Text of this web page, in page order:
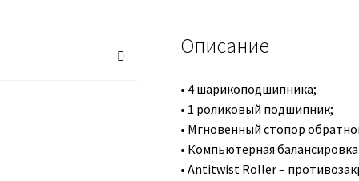
Описание
• 4 шарикоподшипника;
• 1 роликовый подшипник;
• Мгновенный стопор
• Компьютерная
• Antitwist Roller –